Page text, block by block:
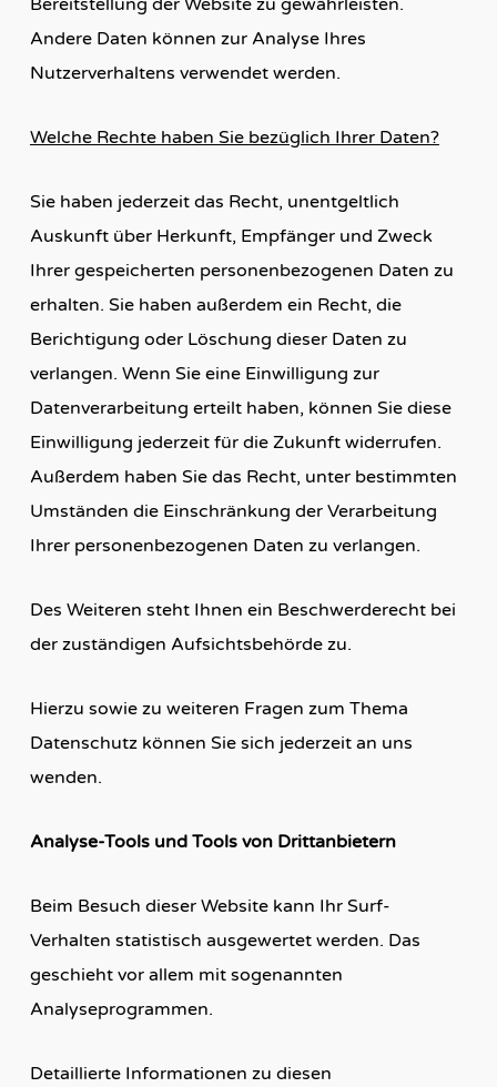
Bereitstellung der Website zu gewährleisten.
Andere Daten können zur Analyse Ihres
Nutzerverhaltens verwendet werden.
Welche Rechte haben Sie bezüglich Ihrer Daten?
Sie haben jederzeit das Recht, unentgeltlich
Auskunft über Herkunft, Empfänger und Zweck
Ihrer gespeicherten personenbezogenen Daten zu
erhalten. Sie haben außerdem ein Recht, die
Berichtigung oder Löschung dieser Daten zu
verlangen. Wenn Sie eine Einwilligung zur
Datenverarbeitung erteilt haben, können Sie diese
Einwilligung jederzeit für die Zukunft widerrufen.
Außerdem haben Sie das Recht, unter bestimmten
Umständen die Einschränkung der Verarbeitung
Ihrer personenbezogenen Daten zu verlangen.
Des Weiteren steht Ihnen ein Beschwerderecht bei
der zuständigen Aufsichtsbehörde zu.
Hierzu sowie zu weiteren Fragen zum Thema
Datenschutz können Sie sich jederzeit an uns
wenden.
Analyse-Tools und Tools von Drittanbietern
Beim Besuch dieser Website kann Ihr Surf-
Verhalten statistisch ausgewertet werden. Das
geschieht vor allem mit sogenannten
Analyseprogrammen.
Detaillierte Informationen zu diesen